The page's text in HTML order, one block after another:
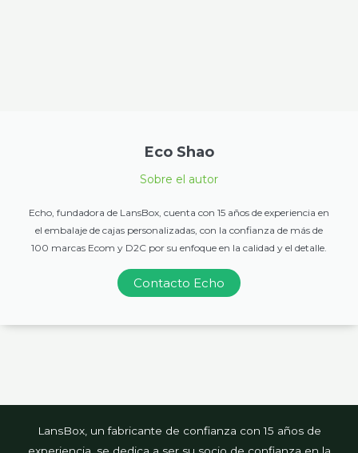
Eco Shao
Sobre el autor
Echo, fundadora de LansBox, cuenta con 15 años de experiencia en
el embalaje de cajas personalizadas, con la confianza de más de
100 marcas Ecom y D2C por su enfoque en la calidad y el detalle.
Contacto Echo
LansBox, un fabricante de confianza con 15 años de